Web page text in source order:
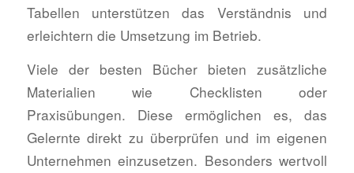
Tabellen unterstützen das Verständnis und
erleichtern die Umsetzung im Betrieb.
Viele der besten Bücher bieten zusätzliche
Materialien wie Checklisten oder
Praxisübungen. Diese ermöglichen es, das
Gelernte direkt zu überprüfen und im eigenen
Unternehmen einzusetzen. Besonders wertvoll